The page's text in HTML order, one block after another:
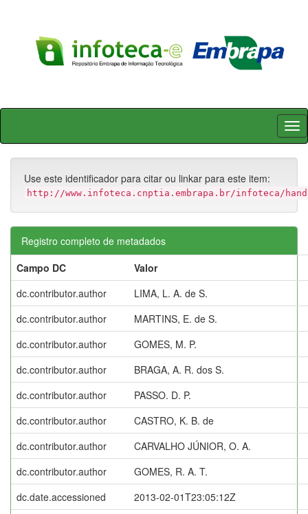
Skip
Use este identificador para citar ou linkar para este item:
http://www.infoteca.cnptia.embrapa.br/infoteca/
Registro completo de metadados
Campo DC
Valor
dc.contributor.author
LIMA, L. A. de S.
dc.contributor.author
MARTINS, E. de S.
dc.contributor.author
GOMES, M. P.
dc.contributor.author
BRAGA, A. R. dos S.
dc.contributor.author
PASSO. D. P.
dc.contributor.author
CASTRO, K. B. de
dc.contributor.author
CARVALHO JÚNIOR, O. A.
dc.contributor.author
GOMES, R. A. T.
dc.date.accessioned
2013-02-01T23:05:12Z